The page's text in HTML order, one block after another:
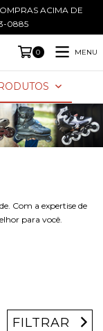
ACIMA DE
0885
0 MENU
Com a expertise de
para você.
FILTRAR